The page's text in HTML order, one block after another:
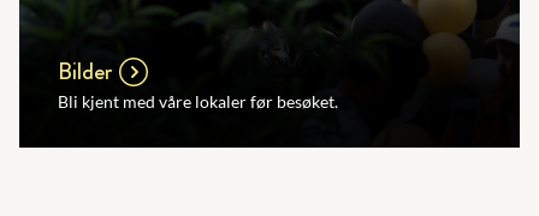
Bilder
Bli kjent med våre lokaler før besøket.